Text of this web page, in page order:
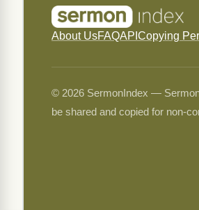
About UsFAQAPI Copying
© 2026 SermonIndex —
be shared and copied for non-